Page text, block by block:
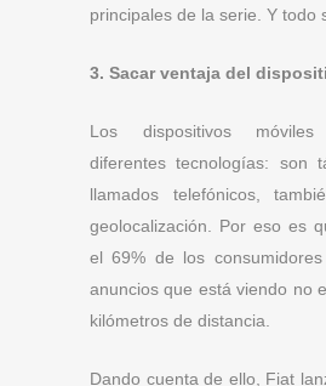
principales de la serie. Y todo
3. Sacar ventaja del
Los dispositivos
diferentes tecnologías: son
llamados telefónicos,
geolocalización. Por eso es
el 69% de los
anuncios que está viendo no
kilómetros de distancia.
Dando cuenta de ello, Fiat